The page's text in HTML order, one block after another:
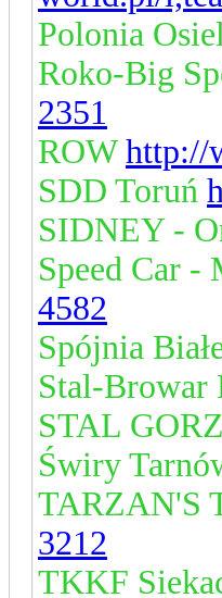
Polonia
Roko-Big
2351
ROWhttp://
SDD Toruń
SIDNEY -
Speed Car
4582
Spójnia
Stal-Browar
STAL
Świry
TARZAN'S
3212
TKKF